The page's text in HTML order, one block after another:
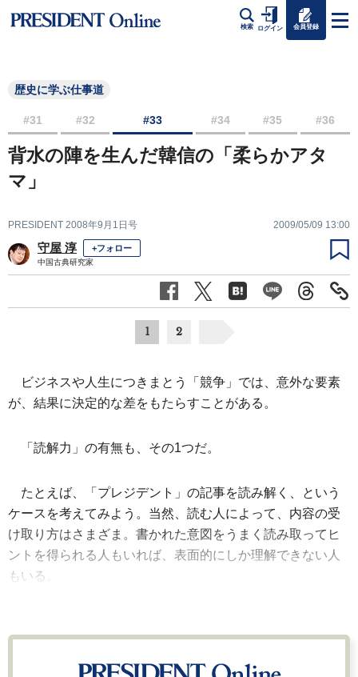
検索 ログイン 会員登録
歴史に学ぶ仕事道
#31 #32 #33 #34 #35 #36
背水の陣を生んだ韓信の「柔らかアタ
マ」
PRESIDENT 2008年9月1日号 2009/05/09 13:00
守屋 淳 +フォロー
中国古典研究家
1 2
ビジネスや人生につきまとう「競争」では、意外な要素
が、結果に決定的な差をもたらすことがある。
「読解力」の有無も、その1つだ。
たとえば、「プレジデント」の記事を読み解く、という
ケースを考えてみよう。当然、読む人によって、内容の受
け取り方はさまざま。書かれた意図をうまく読み取ってヒ
ントを得られる人もいれば、表面的にしか理解できない人
もいる。